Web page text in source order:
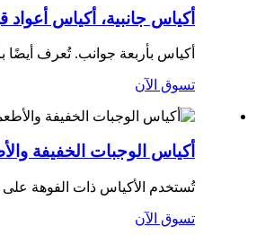
أكياس جانبية، أكياس
أكياس بأربعة جوانب. تُعرف
تسوق الآن
أكياس الوجبات الخفيفة
تُستخدم الأكياس ذات الفوهة
تسوق الآن